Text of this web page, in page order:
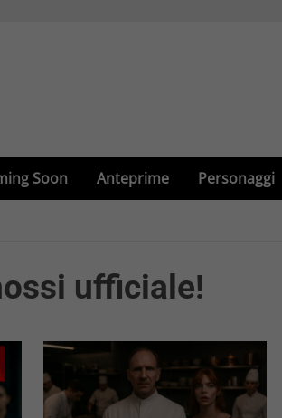
Soon Anteprime Personaggi
ufficiale!